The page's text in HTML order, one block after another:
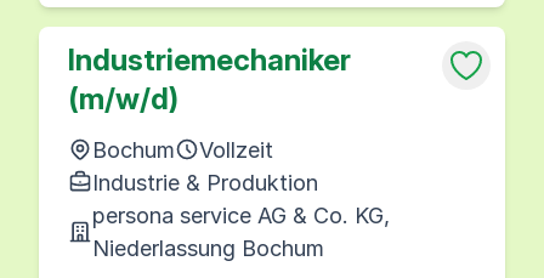
Industriemechaniker
(m/w/d)
Bochum
Vollzeit
Industrie & Produktion
persona service AG & Co. KG,
Niederlassung Bochum